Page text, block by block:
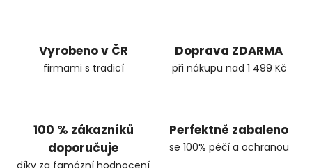
Vyrobeno v ČR
firmami s tradicí
Doprava ZDARMA
při nákupu nad 1 499 Kč
100 % zákazníků
doporučuje
Perfektně zabaleno
se 100% péčí a ochranou